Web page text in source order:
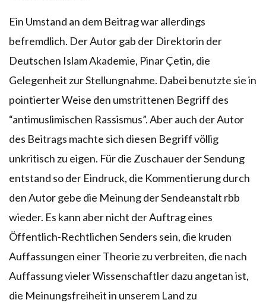
Ein Umstand an dem Beitrag war allerdings
befremdlich. Der Autor gab der Direktorin der
Deutschen Islam Akademie, Pinar Çetin, die
Gelegenheit zur Stellungnahme. Dabei benutzte sie in
pointierter Weise den umstrittenen Begriff des
“antimuslimischen Rassismus”. Aber auch der Autor
des Beitrags machte sich diesen Begriff völlig
unkritisch zu eigen. Für die Zuschauer der Sendung
entstand so der Eindruck, die Kommentierung durch
den Autor gebe die Meinung der Sendeanstalt rbb
wieder. Es kann aber nicht der Auftrag eines
Öffentlich-Rechtlichen Senders sein, die kruden
Auffassungen einer Theorie zu verbreiten, die nach
Auffassung vieler Wissenschaftler dazu angetan ist,
die Meinungsfreiheit in unserem Land zu